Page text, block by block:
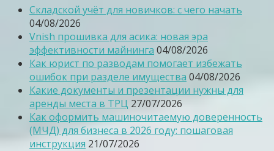
Складской учёт для новичков: с чего начать
04/08/2026
Vnish прошивка для асика: новая эра
эффективности майнинга 04/08/2026
Как юрист по разводам помогает избежать
ошибок при разделе имущества 04/08/2026
Какие документы и презентации нужны для
аренды места в ТРЦ 27/07/2026
Как оформить машиночитаемую доверенность
(МЧД) для бизнеса в 2026 году: пошаговая
инструкция 21/07/2026